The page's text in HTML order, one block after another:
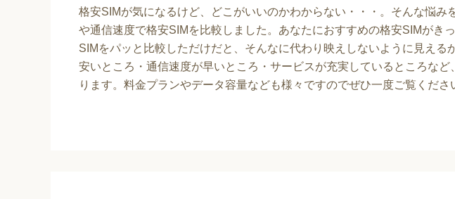
格安SIMが気になるけど、どこがいいのかわからない・・・。そんな悩み
や通信速度で格安SIMを比較しました。あなたにおすすめの格安SIMがき
SIMをパッと比較しただけだと、そんなに代わり映えしないように見える
安いところ・通信速度が早いところ・サービスが充実しているところなど
ります。料金プランやデータ容量なども様々ですのでぜひ一度ご覧くださ